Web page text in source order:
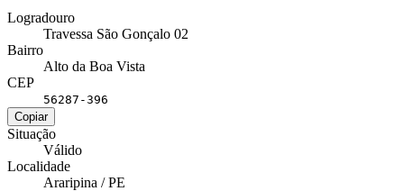
Logradouro
Travessa São Gonçalo 02
Bairro
Alto da Boa Vista
CEP
56287-396
Copiar
Situação
Válido
Localidade
Araripina / PE